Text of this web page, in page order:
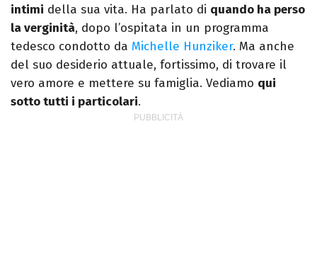
intimi della sua vita. Ha parlato di quando ha perso
la verginità, dopo l’ospitata in un programma
tedesco condotto da Michelle Hunziker. Ma anche
del suo desiderio attuale, fortissimo, di trovare il
vero amore e mettere su famiglia. Vediamo qui
sotto tutti i particolari.